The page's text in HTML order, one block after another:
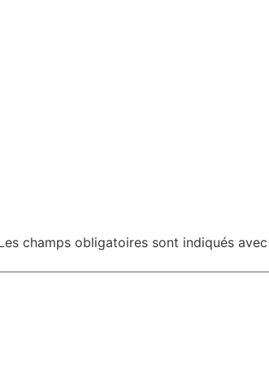
champs obligatoires sont indiqués avec